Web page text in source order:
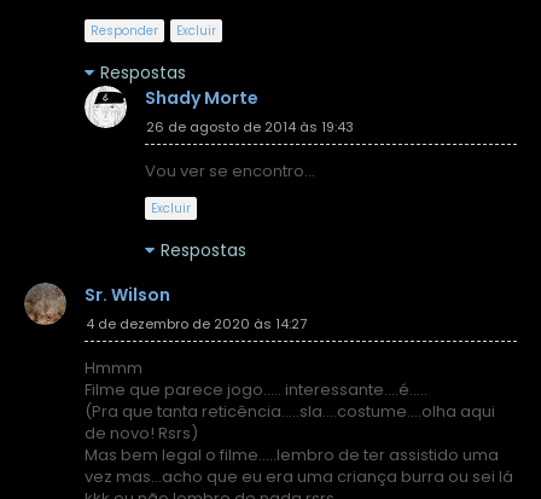
Responder Excluir
Respostas
Shady Morte
26 de agosto de 2014 às 19:43
Vou ver se encontro...
Excluir
Respostas
Sr. Wilson
4 de dezembro de 2020 às 14:27
Hmmm
Filme que parece jogo..... interessante....é.....
(Pra que tanta reticência.....sla....costume....olha aqui
de novo! Rsrs)
Mas bem legal o filme.....lembro de ter assistido uma
vez mas...acho que eu era uma criança burra ou sei lá